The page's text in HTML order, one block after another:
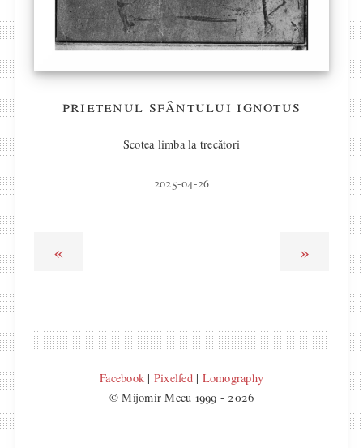
prietenul sfântului ignotus
Scotea limba la trecători
2025-04-26
« »
Facebook | Pixelfed| Lomography
© Mijomir Mecu 1999 - 2026